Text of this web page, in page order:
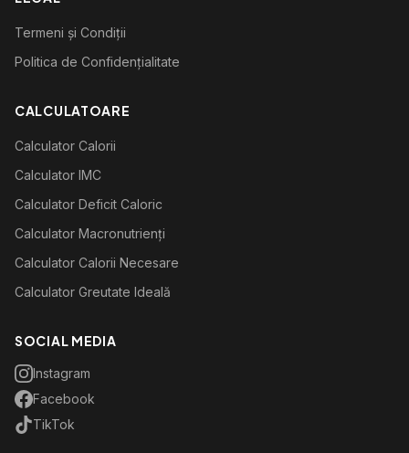
Termeni și Condiții
Politica de Confidențialitate
CALCULATOARE
Calculator Calorii
Calculator IMC
Calculator Deficit Caloric
Calculator Macronutrienți
Calculator Calorii Necesare
Calculator Greutate Ideală
SOCIAL MEDIA
Instagram
Facebook
TikTok